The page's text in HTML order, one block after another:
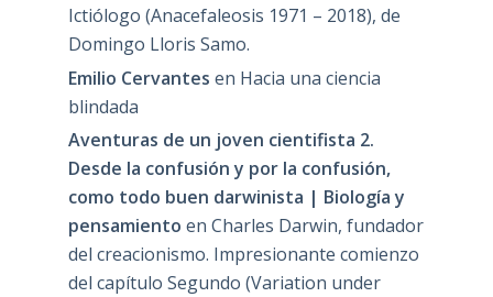
Ictiólogo (Anacefaleosis 1971 – 2018), de
Domingo Lloris Samo.
Emilio Cervantes en Hacia una ciencia
blindada
Aventuras de un joven cientifista 2.
Desde la confusión y por la confusión,
como todo buen darwinista | Biología y
pensamiento en Charles Darwin, fundador
del creacionismo. Impresionante comienzo
del capítulo Segundo (Variation under